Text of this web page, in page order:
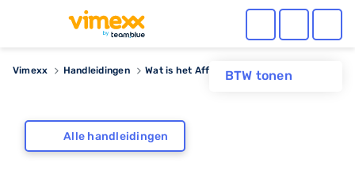
BTW tonen
Vimexx Handleidingen Wat is het Affiliate programma?
Alle handleidingen